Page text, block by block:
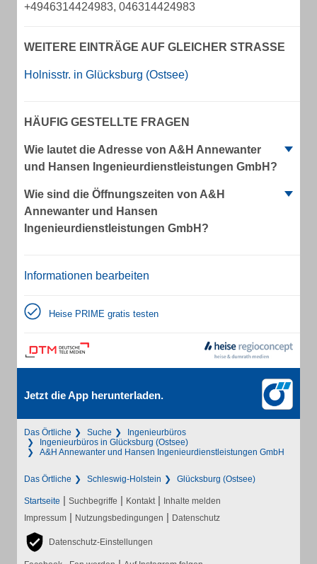
+4946314424983, 046314424983
WEITERE EINTRÄGE AUF GLEICHER STRASSE
Holnisstr. in Glücksburg (Ostsee)
HÄUFIG GESTELLTE FRAGEN
Wie lautet die Adresse von A&H Annewanter
und Hansen Ingenieurdienstleistungen GmbH?
Wie sind die Öffnungszeiten von A&H
Annewanter und Hansen
Ingenieurdienstleistungen GmbH?
Informationen bearbeiten
Heise PRIME gratis testen
Jetzt die App herunterladen.
Das Örtliche Suche
Ingenieurbüros
Ingenieurbüros in Glücksburg (Ostsee)
A&H Annewanter und Hansen Ingenieurdienstleistungen GmbH
Das Örtliche Schleswig-Holstein Glücksburg (Ostsee)
Startseite | Suchbegriffe | Kontakt | Inhalte melden
Impressum | Nutzungsbedingungen | Datenschutz
Datenschutz-Einstellungen